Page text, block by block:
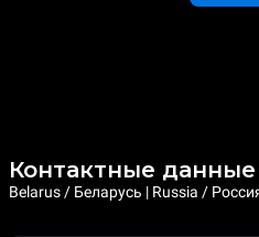
Контактные
Belarus / Беларусь | Russia /